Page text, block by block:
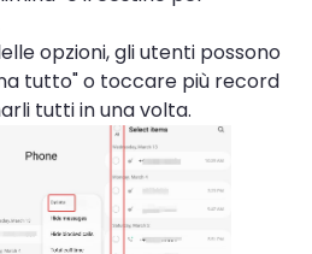
opzioni, gli utenti possono
tutto" o toccare più record
tutti in una volta.